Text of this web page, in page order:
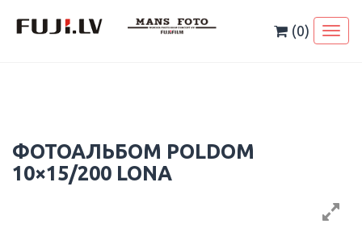
(0)
ФОТОАЛЬБОМ POLDOM
10×15/200 LONA